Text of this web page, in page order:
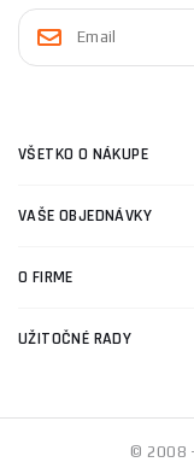
VŠETKO O NÁKUPE
VAŠE OBJEDNÁVKY
O FIRME
UŽITOČNÉ RADY
© 2008